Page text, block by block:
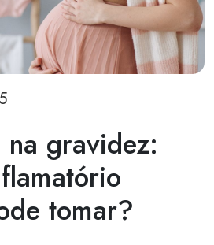
gravidez:
tomar?